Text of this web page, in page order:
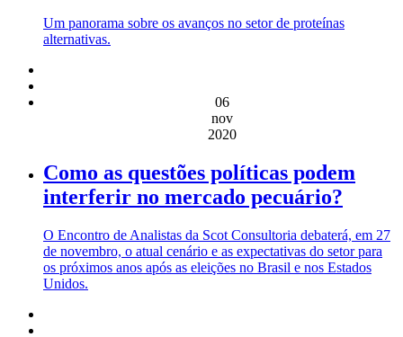
Um panorama sobre os avanços no setor de proteínas
alternativas.
06
nov
2020
Como as questões políticas podem
interferir no mercado pecuário?
O Encontro de Analistas da Scot Consultoria debaterá, em 27
de novembro, o atual cenário e as expectativas do setor para
os próximos anos após as eleições no Brasil e nos Estados
Unidos.